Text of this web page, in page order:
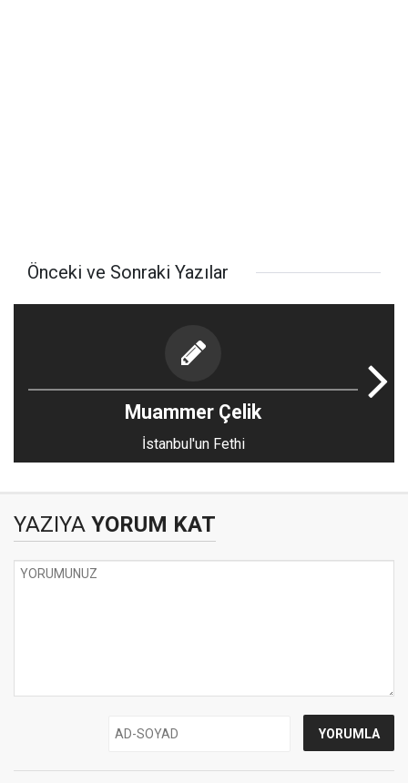
Önceki ve Sonraki Yazılar
Muammer Çelik
İstanbul'un Fethi
YAZIYA YORUM KAT